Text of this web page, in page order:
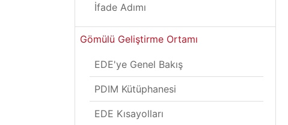
İfade Adımı
Gömülü Geliştirme Ortamı
EDE'ye Genel Bakış
PDIM Kütüphanesi
EDE Kısayolları